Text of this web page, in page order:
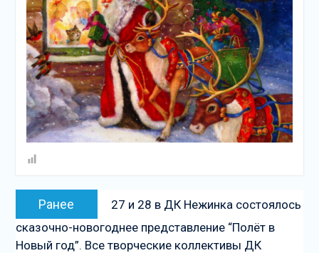
Навигация
записям
Ранее
запись:
27 и 28 в ДК Нежинка состоялось
сказочно-новогоднее представление “Полёт в
Новый год”. Все творческие коллективы ДК